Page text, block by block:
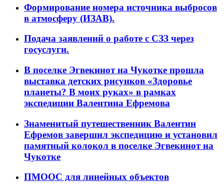
Формирование номера источника выбросов
в атмосферу (ИЗАВ).
Подача заявлений о работе с СЗЗ через
госуслуги.
В поселке Эгвекинот на Чукотке прошла
выставка детских рисунков «Здоровье
планеты? В моих руках» в рамках
экспедиции Валентина Ефремова
Знаменитый путешественник Валентин
Ефремов завершил экспедицию и установил
памятный колокол в поселке Эгвекинот на
Чукотке
ПМООС для линейных объектов